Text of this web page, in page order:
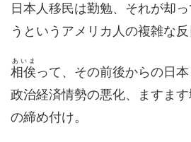
日本人移民は勤勉、それが却
うというアメリカ人の複雑な反
相俟
あいま
って、その前後からの日
政治経済情勢の悪化、ますま
の締め付け。